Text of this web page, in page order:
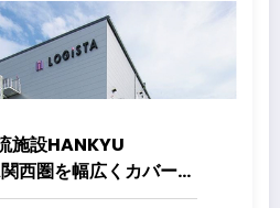
施設HANKYU
西圏を幅広くカバーで
流施設が誕生「ロジス